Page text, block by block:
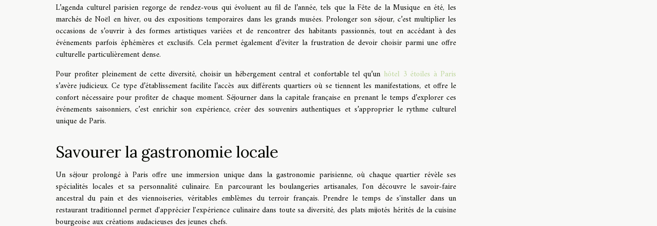
L’agenda culturel parisien regorge de rendez-vous qui évoluent au fil de l’année, tels que la Fête de la Musique en été, les
marchés de Noël en hiver, ou des expositions temporaires dans les grands musées. Prolonger son séjour, c’est multiplier les
occasions de s’ouvrir à des formes artistiques variées et de rencontrer des habitants passionnés, tout en accédant à des
événements parfois éphémères et exclusifs. Cela permet également d’éviter la frustration de devoir choisir parmi une offre
culturelle particulièrement dense.
Pour profiter pleinement de cette diversité, choisir un hébergement central et confortable tel qu’un hôtel 3 étoiles à Paris
s’avère judicieux. Ce type d’établissement facilite l’accès aux différents quartiers où se tiennent les manifestations, et offre le
confort nécessaire pour profiter de chaque moment. Séjourner dans la capitale française en prenant le temps d’explorer ces
événements saisonniers, c’est enrichir son expérience, créer des souvenirs authentiques et s’approprier le rythme culturel
unique de Paris.
Savourer la gastronomie locale
Un séjour prolongé à Paris offre une immersion unique dans la gastronomie parisienne, où chaque quartier révèle ses
spécialités locales et sa personnalité culinaire. En parcourant les boulangeries artisanales, l'on découvre le savoir-faire
ancestral du pain et des viennoiseries, véritables emblèmes du terroir français. Prendre le temps de s'installer dans un
restaurant traditionnel permet d'apprécier l'expérience culinaire dans toute sa diversité, des plats mijotés hérités de la cuisine
bourgeoise aux créations audacieuses des jeunes chefs.